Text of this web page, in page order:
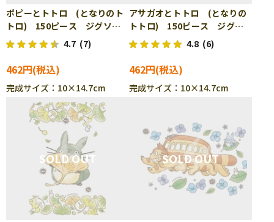
ポピーとトトロ (となりのト
トロ) 150ピース ジグソー
パズル ENS-150-G55
4.7 (7)
462円
完成サイズ：10×14.7cm
アサガオとトトロ (となりの
トトロ) 150ピース ジグソ
ーパズル ENS-150-G56
4.8 (6)
462円
完成サイズ：10×14.7cm